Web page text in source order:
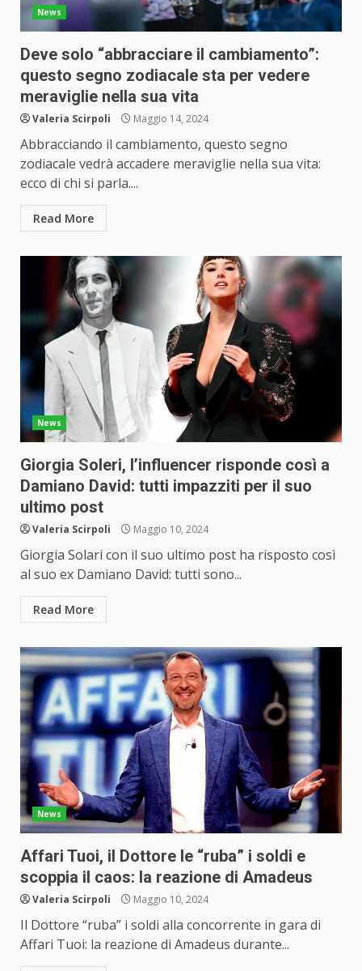
News
Deve solo “abbracciare il cambiamento”:
questo segno zodiacale sta per vedere
meraviglie nella sua vita
Valeria Scirpoli Maggio 14, 2024
Abbracciando il cambiamento, questo segno
zodiacale vedrà accadere meraviglie nella sua vita:
ecco di chi si parla....
Read More
News
Giorgia Soleri, l’influencer risponde così a
Damiano David: tutti impazziti per il suo
ultimo post
Valeria Scirpoli Maggio 10, 2024
Giorgia Solari con il suo ultimo post ha risposto così
al suo ex Damiano David: tutti sono...
Read More
News
Affari Tuoi, il Dottore le “ruba” i soldi e
scoppia il caos: la reazione di Amadeus
Valeria Scirpoli Maggio 10, 2024
Il Dottore “ruba” i soldi alla concorrente in gara di
Affari Tuoi: la reazione di Amadeus durante...